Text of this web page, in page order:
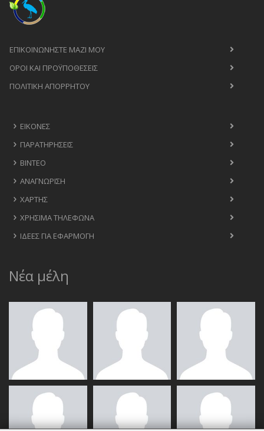
ΕΠΙΚΟΙΝΩΝΉΣΤΕ ΜΑΖΊ ΜΟΥ
ΟΡΟΙ ΚΑΙ ΠΡΟΫΠΟΘΈΣΕΙΣ
ΠΟΛΙΤΙΚΉ ΑΠΟΡΡΉΤΟΥ
ΕΙΚΌΝΕΣ
ΠΑΡΑΤΗΡΉΣΕΙΣ
ΒΊΝΤΕΟ
ΑΝΑΓΝΏΡΙΣΗ
ΧΆΡΤΗΣ
ΧΡΉΣΙΜΑ ΤΗΛΈΦΩΝΑ
ΙΔΈΕΣ ΓΙΑ ΕΦΑΡΜΟΓΉ
Νέα μέλη